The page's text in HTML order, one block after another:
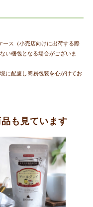
ース（小売店向けに出荷する際
い梱包となる場合がございま
に配慮し簡易包装を心がけてお
も見ています